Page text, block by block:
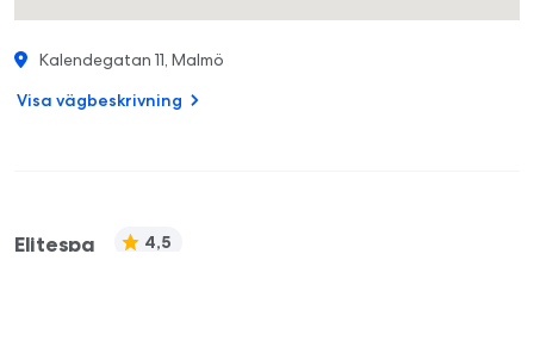
Kalendegatan 11, Malmö
Visa vägbeskrivning
Elitespa 4,5